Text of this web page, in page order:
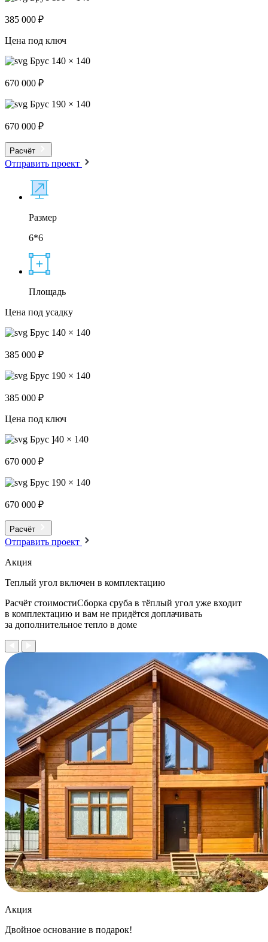
385 000 ₽
Цена под ключ
Брус 140 × 140
670 000 ₽
Брус 190 × 140
670 000 ₽
Расчёт
Отправить проект
Размер
6*6
Площадь
Цена под усадку
Брус 140 × 140
385 000 ₽
Брус 190 × 140
385 000 ₽
Цена под ключ
Брус ]40 × 140
670 000 ₽
Брус 190 × 140
670 000 ₽
Расчёт
Отправить проект
Акция
Теплый угол включен в комплектацию
Расчёт стоимостиСборка сруба в тёплый угол уже входит
в комплектацию и вам не придётся доплачивать
за дополнительное тепло в доме
Акция
Двойное основание в подарок!